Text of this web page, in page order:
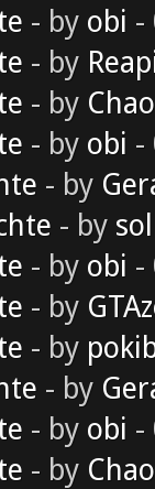
- by obi -
- by
- by
- by obi -
- by
- by
- by obi -
- by
- by
- by
- by obi -
- by